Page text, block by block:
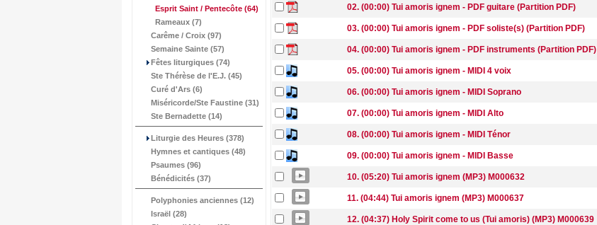
Esprit Saint / Pentecôte (64)
Rameaux (7)
Carême / Croix (97)
Semaine Sainte (57)
Fêtes liturgiques (74)
Ste Thérèse de l'E.J. (45)
Curé d'Ars (6)
Miséricorde/Ste Faustine (31)
Ste Bernadette (14)
Liturgie des Heures (378)
Hymnes et cantiques (48)
Psaumes (96)
Bénédicités (37)
Polyphonies anciennes (12)
Israël (28)
02. (00:00) Tui amoris ignem - PDF guitare (Partition PDF)
03. (00:00) Tui amoris ignem - PDF soliste(s) (Partition PDF)
04. (00:00) Tui amoris ignem - PDF instruments (Partition PDF)
05. (00:00) Tui amoris ignem - MIDI 4 voix
06. (00:00) Tui amoris ignem - MIDI Soprano
07. (00:00) Tui amoris ignem - MIDI Alto
08. (00:00) Tui amoris ignem - MIDI Ténor
09. (00:00) Tui amoris ignem - MIDI Basse
10. (05:20) Tui amoris ignem (MP3) M000632
11. (04:44) Tui amoris ignem (MP3) M000637
12. (04:37) Holy Spirit come to us (Tui amoris) (MP3) M000639